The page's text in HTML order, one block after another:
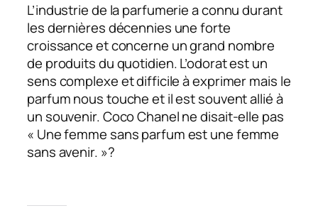
L’industrie de la parfumerie a connu durant
les dernières décennies une forte
croissance et concerne un grand nombre
de produits du quotidien. L’odorat est un
sens complexe et difficile à exprimer mais le
parfum nous touche et il est souvent allié à
un souvenir. Coco Chanel ne disait-­elle pas
« Une femme sans parfum est une femme
sans avenir. »?